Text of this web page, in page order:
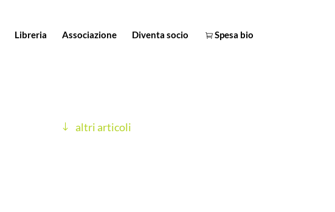
Libreria Associazione Diventa socio Spesa bio
altri articoli